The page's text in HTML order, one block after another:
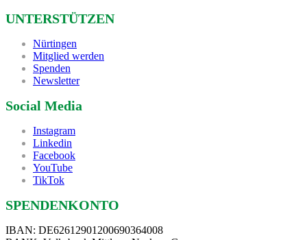
UNTERSTÜTZEN
Nürtingen
Mitglied werden
Spenden
Newsletter
Social Media
Instagram
Linkedin
Facebook
YouTube
TikTok
SPENDENKONTO
IBAN: DE62612901200690364008